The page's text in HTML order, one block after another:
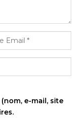
e-mail, site